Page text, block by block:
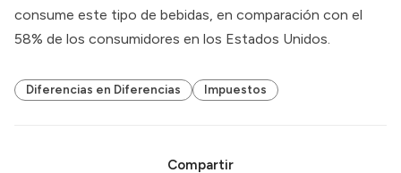
consume este tipo de bebidas, en comparación con el
58% de los consumidores en los Estados Unidos.
Diferencias en Diferencias Impuestos
Compartir